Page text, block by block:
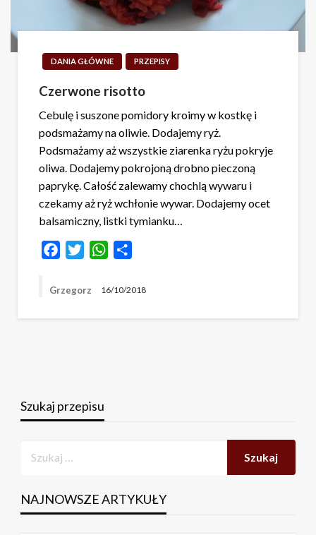
DANIA GŁÓWNE PRZEPISY
Czerwone risotto
Cebulę i suszone pomidory kroimy w kostkę i
podsmażamy na oliwie. Dodajemy ryż.
Podsmażamy aż wszystkie ziarenka ryżu pokryje
oliwa. Dodajemy pokrojoną drobno pieczoną
paprykę. Całość zalewamy chochlą wywaru i
czekamy aż ryż wchłonie wywar. Dodajemy ocet
balsamiczny, listki tymianku…
FacebookTwitterWhatsApp
Grzegorz 16/10/2018
Szukaj przepisu
NAJNOWSZE ARTYKUŁY